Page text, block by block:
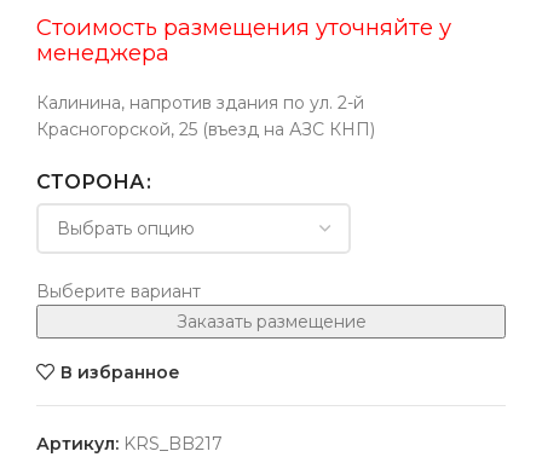
Стоимость размещения уточняйте у
менеджера
Калинина, напротив здания по ул. 2-й
Красногорской, 25 (въезд на АЗС КНП)
СТОРОНА
Выберите вариант
Заказать размещение
В избранное
Артикул: KRS_BB217